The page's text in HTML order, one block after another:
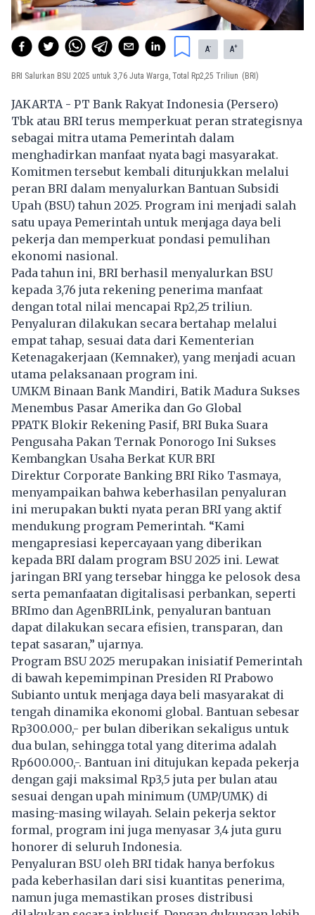
A- A+
BRI Salurkan BSU 2025 untuk 3,76 Juta Warga, Total Rp2,25 Triliun (BRI)
JAKARTA- PT Bank Rakyat Indonesia (Persero)
Tbk atau BRI terus memperkuat peran strategisnya
sebagai mitra utama Pemerintah dalam
menghadirkan manfaat nyata bagi masyarakat.
Komitmen tersebut kembali ditunjukkan melalui
peran BRI dalam menyalurkan Bantuan Subsidi
Upah (BSU) tahun 2025. Program ini menjadi salah
satu upaya Pemerintah untuk menjaga daya beli
pekerja dan memperkuat pondasi pemulihan
ekonomi nasional.
Pada tahun ini, BRI berhasil menyalurkan BSU
kepada 3,76 juta rekening penerima manfaat
dengan total nilai mencapai Rp2,25 triliun.
Penyaluran dilakukan secara bertahap melalui
empat tahap, sesuai data dari Kementerian
Ketenagakerjaan (Kemnaker), yang menjadi acuan
utama pelaksanaan program ini.
UMKM Binaan Bank Mandiri, Batik Madura Sukses
Menembus Pasar Amerika dan Go Global
PPATK Blokir Rekening Pasif, BRI Buka Suara
Pengusaha Pakan Ternak Ponorogo Ini Sukses
Kembangkan Usaha Berkat KUR BRI
Direktur Corporate Banking BRI Riko Tasmaya,
menyampaikan bahwa keberhasilan penyaluran
ini merupakan bukti nyata peran BRI yang aktif
mendukung program Pemerintah. “Kami
mengapresiasi kepercayaan yang diberikan
kepada BRI dalam program BSU 2025 ini. Lewat
jaringan BRI yang tersebar hingga ke pelosok desa
serta pemanfaatan digitalisasi perbankan, seperti
BRImo dan AgenBRILink, penyaluran bantuan
dapat dilakukan secara efisien, transparan, dan
tepat sasaran,” ujarnya.
Program BSU 2025 merupakan inisiatif Pemerintah
di bawah kepemimpinan Presiden RI Prabowo
Subianto untuk menjaga daya beli masyarakat di
tengah dinamika ekonomi global. Bantuan sebesar
Rp300.000,- per bulan diberikan sekaligus untuk
dua bulan, sehingga total yang diterima adalah
Rp600.000,-. Bantuan ini ditujukan kepada pekerja
dengan gaji maksimal Rp3,5 juta per bulan atau
sesuai dengan upah minimum (UMP/UMK) di
masing-masing wilayah. Selain pekerja sektor
formal, program ini juga menyasar 3,4 juta guru
honorer di seluruh Indonesia.
Penyaluran BSU oleh BRI tidak hanya berfokus
pada keberhasilan dari sisi kuantitas penerima,
namun juga memastikan proses distribusi